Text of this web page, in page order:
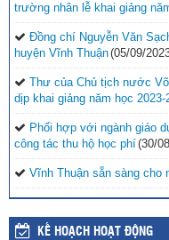
trường nhân lễ khai giảng
Đồng chí Nguyễn Văn
huyện Vĩnh Thuận(05/09/
Thư của Chủ tịch nước
dịp khai giảng năm học 2023-
Phối hợp với ngành giáo
công tác thu hộ học phí(30/
Vĩnh Thuận sẵn sàng cho
Tổng kết năm học 2022-
vụ trọng tâm năm học 2023-
KẾ HOẠCH HOẠT ĐỘNG